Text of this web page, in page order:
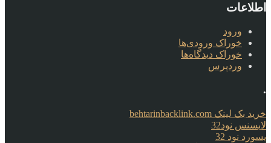
اطلاعات
ورود
خوراک ورودی‌ها
خوراک دیدگاه‌ها
وردپرس
.
خرید بک لینک behtarinbacklink.com
لایسنس نود32
پسورد نود 32